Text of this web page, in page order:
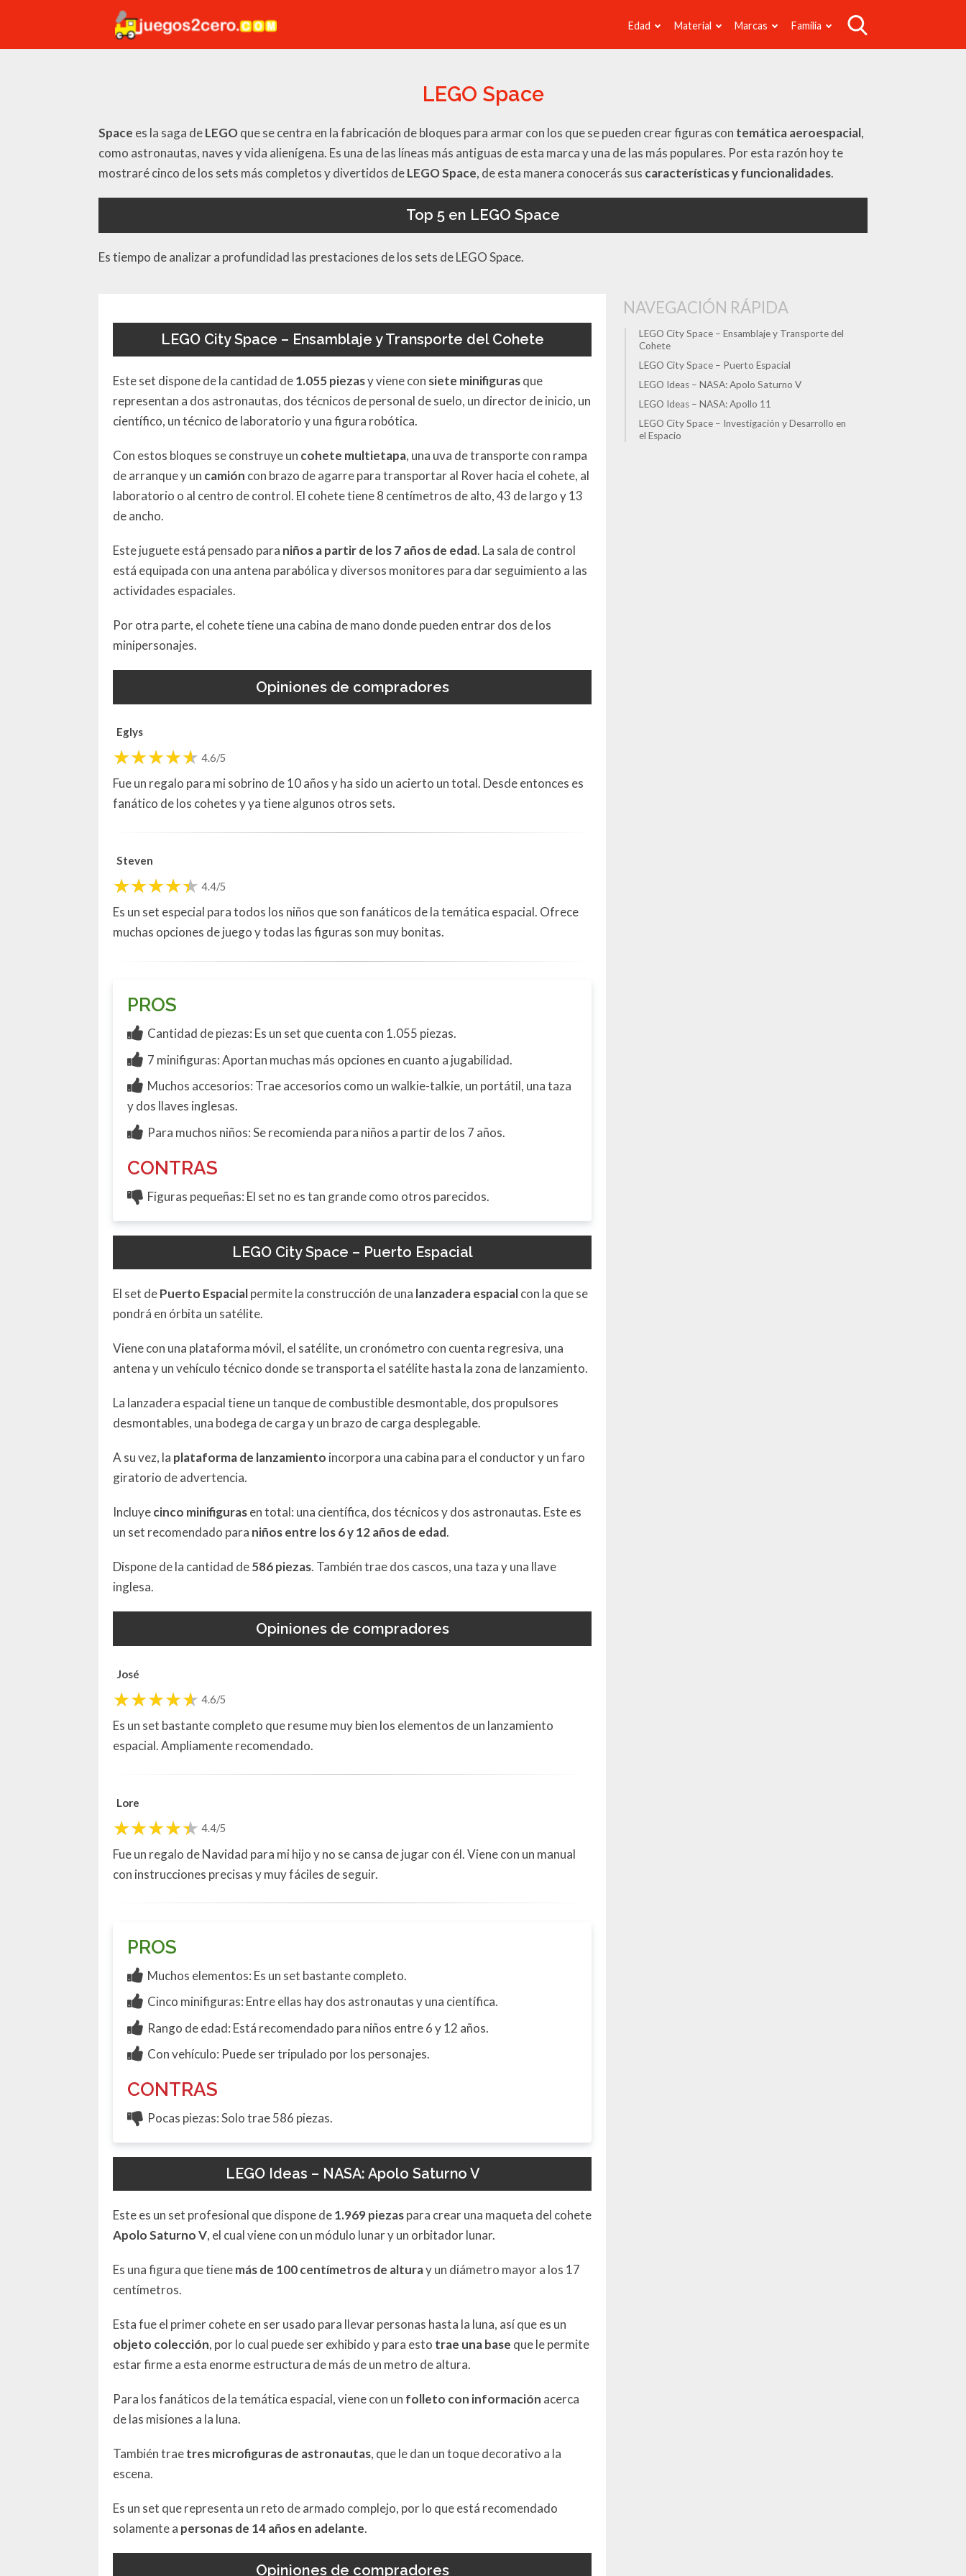
Edad Material Marcas Familia
LEGO Space
Space es la saga deLEGO que se centra en la fabricación de bloques para armar con los que se pueden crear figuras con temática aeroespacial,
como astronautas, naves y vida alienígena. Es una de las líneas más antiguas de esta marca y una de las más populares. Por esta razón hoy te
mostraré cinco de los sets más completos y divertidos deLEGO Space, de esta manera conocerás sus características y funcionalidades.
Top 5 en LEGO Space
Es tiempo de analizar a profundidad las prestaciones de los sets de LEGO Space.
NAVEGACIÓN RÁPIDA
LEGO City Space – Ensamblaje y Transporte del
Cohete
LEGO City Space – Puerto Espacial
LEGO Ideas – NASA: Apolo Saturno V
LEGO Ideas – NASA: Apollo 11
LEGO City Space – Investigación y Desarrollo en
el Espacio
LEGO City Space – Ensamblaje y Transporte del Cohete
Este set dispone de la cantidad de1.055 piezasy viene con siete minifigurasque
representan a dos astronautas, dos técnicos de personal de suelo, un director de inicio, un
científico, un técnico de laboratorio y una figura robótica.
Con estos bloques se construye un cohete multietapa, una uva de transporte con rampa
de arranque y un camión con brazo de agarre para transportar al Rover hacia el cohete, al
laboratorio o al centro de control. El cohete tiene 8 centímetros de alto, 43 de largo y 13
de ancho.
Este juguete está pensado para niños a partir de los 7 años de edad. La sala de control
está equipada con una antena parabólica y diversos monitores para dar seguimiento a las
actividades espaciales.
Por otra parte, el cohete tiene una cabina de mano donde pueden entrar dos de los
minipersonajes.
Opiniones de compradores
Eglys
4.6/5
Fue un regalo para mi sobrino de 10 años y ha sido un acierto un total. Desde entonces es
fanático de los cohetes y ya tiene algunos otros sets.
Steven
4.4/5
Es un set especial para todos los niños que son fanáticos de la temática espacial. Ofrece
muchas opciones de juego y todas las figuras son muy bonitas.
PROS
Cantidad de piezas: Es un set que cuenta con 1.055 piezas.
7 minifiguras: Aportan muchas más opciones en cuanto a jugabilidad.
Muchos accesorios: Trae accesorios como un walkie-talkie, un portátil, una taza
y dos llaves inglesas.
Para muchos niños: Se recomienda para niños a partir de los 7 años.
CONTRAS
Figuras pequeñas: El set no es tan grande como otros parecidos.
LEGO City Space – Puerto Espacial
El set dePuerto Espacialpermite la construcción de una lanzadera espacialcon la que se
pondrá en órbita un satélite.
Viene con una plataforma móvil, el satélite, un cronómetro con cuenta regresiva, una
antena y un vehículo técnico donde se transporta el satélite hasta la zona de lanzamiento.
La lanzadera espacial tiene un tanque de combustible desmontable, dos propulsores
desmontables, una bodega de carga y un brazo de carga desplegable.
A su vez, la plataforma de lanzamiento incorpora una cabina para el conductor y un faro
giratorio de advertencia.
Incluyecinco minifigurasen total: una científica, dos técnicos y dos astronautas. Este es
un set recomendado para niños entre los 6 y 12 años de edad.
Dispone de la cantidad de586 piezas. También trae dos cascos, una taza y una llave
inglesa.
Opiniones de compradores
José
4.6/5
Es un set bastante completo que resume muy bien los elementos de un lanzamiento
espacial. Ampliamente recomendado.
Lore
4.4/5
Fue un regalo de Navidad para mi hijo y no se cansa de jugar con él. Viene con un manual
con instrucciones precisas y muy fáciles de seguir.
PROS
Muchos elementos: Es un set bastante completo.
Cinco minifiguras: Entre ellas hay dos astronautas y una científica.
Rango de edad: Está recomendado para niños entre 6 y 12 años.
Con vehículo: Puede ser tripulado por los personajes.
CONTRAS
Pocas piezas: Solo trae 586 piezas.
LEGO Ideas – NASA: Apolo Saturno V
Este es un set profesional que dispone de1.969 piezaspara crear una maqueta del cohete
Apolo Saturno V, el cual viene con un módulo lunar y un orbitador lunar.
Es una figura que tienemás de 100 centímetros de alturay un diámetro mayor a los 17
centímetros.
Esta fue el primer cohete en ser usado para llevar personas hasta la luna, así que es un
objeto colección, por lo cual puede ser exhibido y para esto trae una base que le permite
estar firme a esta enorme estructura de más de un metro de altura.
Para los fanáticos de la temática espacial, viene con un folleto con información acerca
de las misiones a la luna.
También traetres microfiguras de astronautas, que le dan un toque decorativo a la
escena.
Es un set que representa un reto de armado complejo, por lo que está recomendado
solamente a personas de 14 años en adelante.
Opiniones de compradores